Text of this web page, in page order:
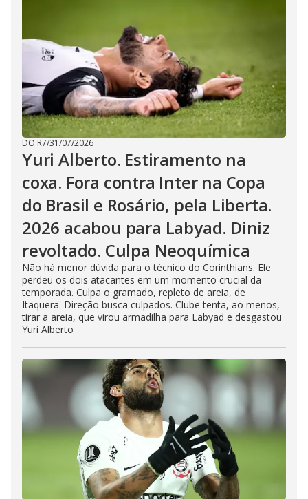
DO R7/31/07/2026
Yuri Alberto. Estiramento na
coxa. Fora contra Inter na Copa
do Brasil e Rosário, pela Liberta.
2026 acabou para Labyad. Diniz
revoltado. Culpa Neoquímica
Não há menor dúvida para o técnico do Corinthians. Ele
perdeu os dois atacantes em um momento crucial da
temporada. Culpa o gramado, repleto de areia, de
Itaquera. Direção busca culpados. Clube tenta, ao menos,
tirar a areia, que virou armadilha para Labyad e desgastou
Yuri Alberto